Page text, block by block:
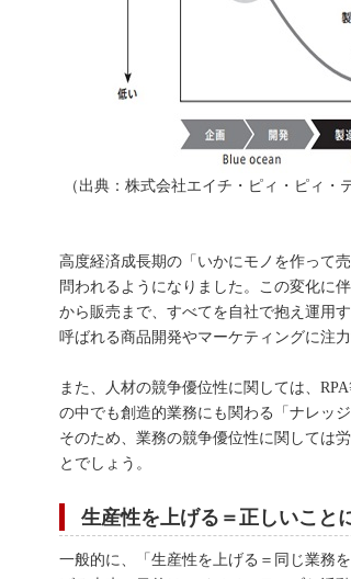
（出典：株式会社エイチ・ピィ・ピィ・
高度経済成長期の「いかにモノを作って
問われるようになりました。この変化に
から販売まで、すべてを自社で抱え運用
呼ばれる商品開発やマーケティングに注
また、人材の競争優位性に関しては、
の中でも創造的業務にも関わる「ナレッ
そのため、業務の競争優位性に関しては
とでしょう。
生産性を上げる＝正しいこと
一般的に、「生産性を上げる＝同じ業務